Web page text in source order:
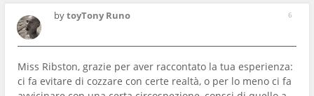
6
bytoyTony Runo
Miss Ribston, grazie per aver raccontato la tua esperienza:
ci fa evitare di cozzare con certe realtà, o per lo meno ci fa